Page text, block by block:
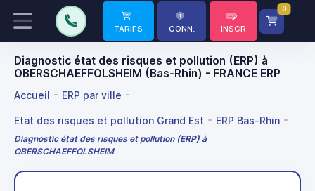
TARIFS CONN. INSCR
0
Diagnostic état des risques et pollution (ERP) à
OBERSCHAEFFOLSHEIM (Bas-Rhin) - FRANCE ERP
Accueil ERP par ville
Etat des risques et pollution Grand Est ERP Bas-Rhin
Diagnostic état des risques et pollution (ERP) à
OBERSCHAEFFOLSHEIM